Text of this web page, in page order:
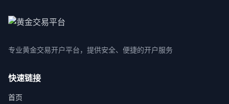
专业黄金交易开户平台，提供安全、便捷的开户服务
快速链接
首页